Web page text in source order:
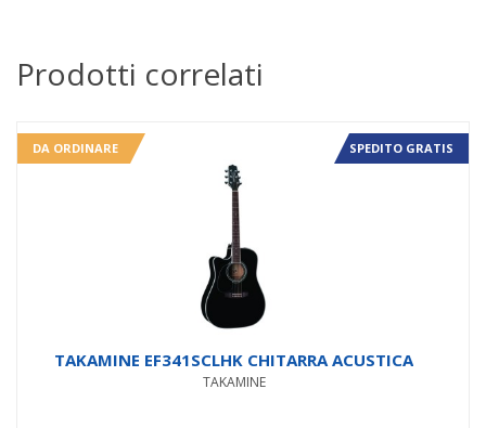
Prodotti correlati
DA ORDINARE SPEDITO GRATIS
TAKAMINE EF341SCLHK CHITARRA ACUSTICA
TAKAMINE